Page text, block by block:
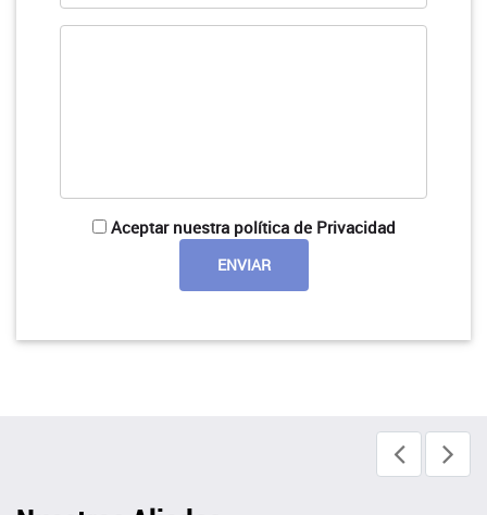
Aceptar nuestra política de Privacidad